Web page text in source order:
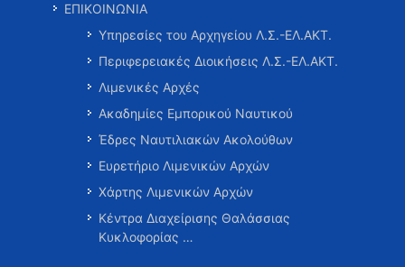
ΕΠΙΚΟΙΝΩΝΙΑ
Υπηρεσίες του Αρχηγείου Λ.Σ.-ΕΛ.ΑΚΤ.
Περιφερειακές Διοικήσεις Λ.Σ.-ΕΛ.ΑΚΤ.
Λιμενικές Αρχές
Ακαδημίες Εμπορικού Ναυτικού
Έδρες Ναυτιλιακών Ακολούθων
Ευρετήριο Λιμενικών Αρχών
Χάρτης Λιμενικών Αρχών
Κέντρα Διαχείρισης Θαλάσσιας
Κυκλοφορίας …